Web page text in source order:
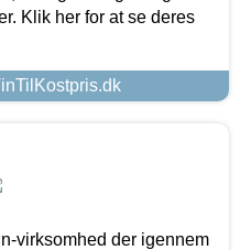
Klik her for at se deres
virksomhed der igennem